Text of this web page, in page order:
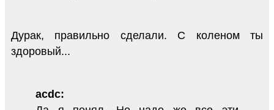
Дурак, правильно сделали. С коленом ты
здоровый...
acdc: